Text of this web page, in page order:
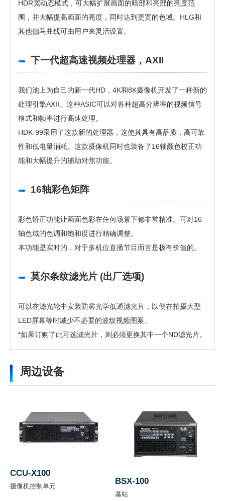
HDR宽动态模式，可大幅扩展画面的暗部和亮部的亮度范
围，并大幅提高画面的亮度，同时达到更宽的色域。HLG和
其他伽马曲线可由用户来灵活设置。
下一代超高速视频处理器，AXII
我们池上为自己的新一代HD，4K和8K摄像机开发了一种新的
处理引擎AXII。这种ASIC可以对各种超高分辨率的视频信号
格式和帧率进行高速处理。
HDK-99采用了这款新的处理器，这使其具有高品质，高可靠
性和低电量消耗。这款摄像机同时也装备了16轴颜色校正功
能和大幅提升的辅助对焦功能。
16轴彩色矩阵
彩色矫正功能让画面色彩在任何场景下都非常精准。可对16
轴色域的色调和饱和度进行精确调整。
本功能是实时的，对于多机位直播节目而言是极有价值的。
莫尔条纹滤光片 (出厂选项)
可以在滤光轮中安装防雾光学低通滤光片，以便在拍摄大型
LED屏幕等时减少不必要的波纹视频图案。
*如果订购了此可选滤光片，则必须更换其中一个ND滤光片。
像
传
器
2/3英寸 2.6M像素 3CMOS
光
系
统
要下载这些信息，需要提供个人信息。
HDK-99 传单（pdf）1.5MB
周边设备
CCU-X100
摄像机控制单元
BSX-100
基站